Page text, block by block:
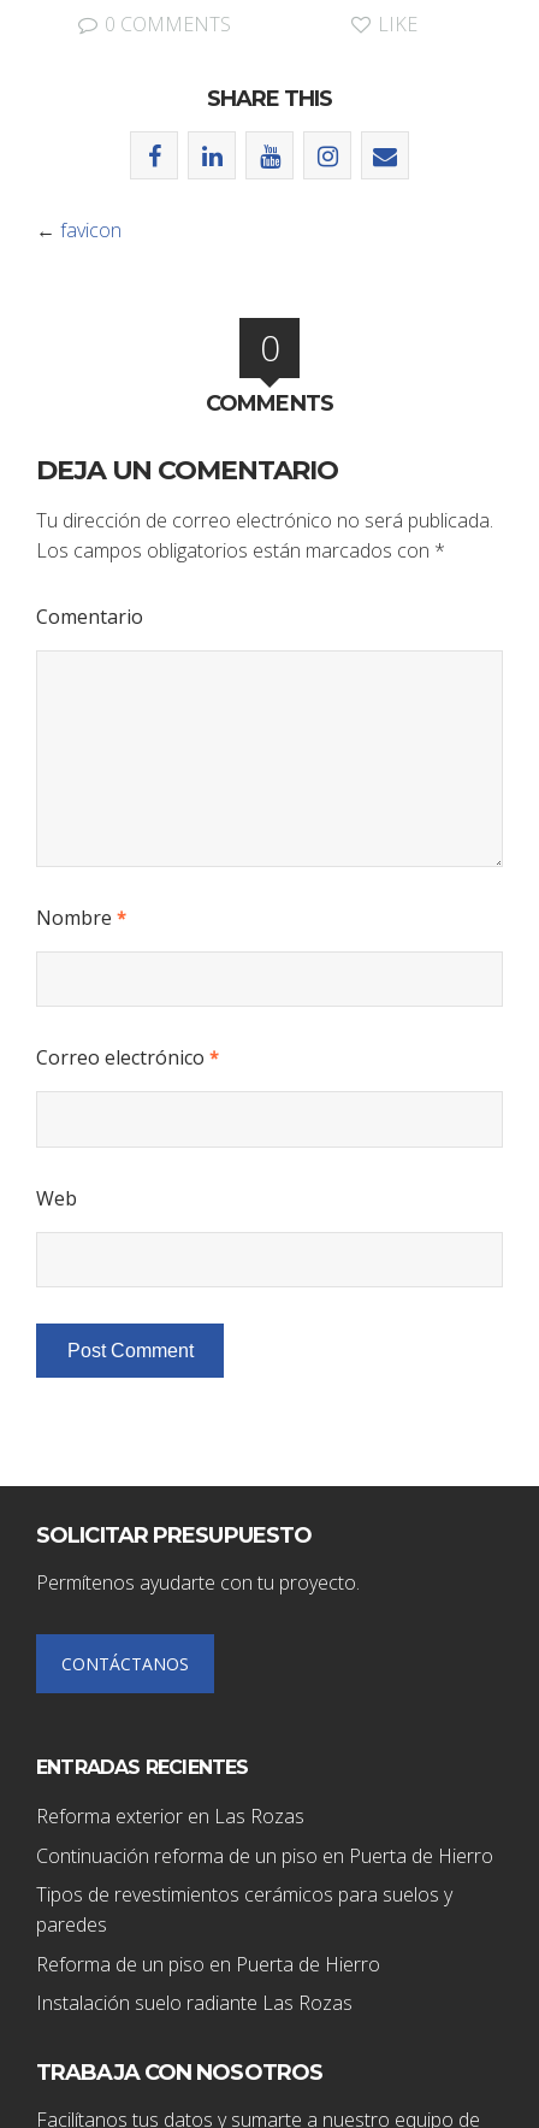
0 COMMENTS
LIKE
SHARE THIS
← favicon
0
COMMENTS
DEJA UN COMENTARIO
Tu dirección de correo electrónico no será publicada.
Los campos obligatorios están marcados con *
Comentario
Nombre *
Correo electrónico *
Web
SOLICITAR PRESUPUESTO
Permítenos ayudarte con tu proyecto.
CONTÁCTANOS
ENTRADAS RECIENTES
Reforma exterior en Las Rozas
Continuación reforma de un piso en Puerta de Hierro
Tipos de revestimientos cerámicos para suelos y
paredes
Reforma de un piso en Puerta de Hierro
Instalación suelo radiante Las Rozas
TRABAJA CON NOSOTROS
Facilítanos tus datos y sumarte a nuestro equipo de